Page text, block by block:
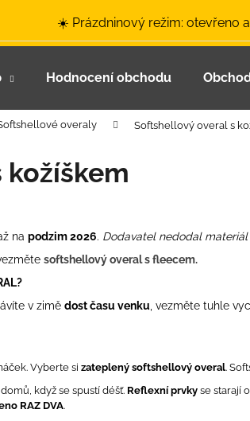
☀️ Prázdninový režim: otevřeno
Hodnocení obchodu
overaly Softshellový overal s
na podzim 2026. Dodavatel nedodal
softshellový overal s fleecem.
v zimě dost času venku , vezměte tuhle
Vyberte si zateplený softshellový overal.
když se spustí déšť. Reflexní prvkyse starají
RAZ DVA.
Co potřebujete
395 Kč